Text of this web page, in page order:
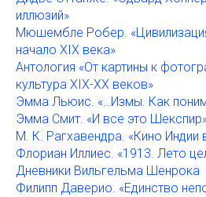
иллюзий»
Мюшембле Робер.
начало XIX века»
Антология «От картины к
культура XIX-XX веков»
Эмма Льюис. «…Измы. Как
Эмма Смит. «И все это
М. К. Рагхавендра. «Кино Индии
Флориан Иллиес. «1913. Лето
Дневники Вильгельма Шенрока
Филипп Даверио. «Единство